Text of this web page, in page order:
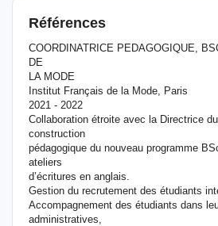
Références
COORDINATRICE PEDAGOGIQUE,
DE
LA MODE
Institut Français de la Mode, Paris
2021 - 2022
Collaboration étroite avec la Directrice
construction
pédagogique du nouveau programme
ateliers
d’écritures en anglais.
Gestion du recrutement des étudiants
Accompagnement des étudiants dans
administratives,